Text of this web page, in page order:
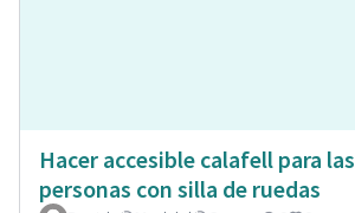
Hacer accesible calafell para las
personas con silla de ruedas